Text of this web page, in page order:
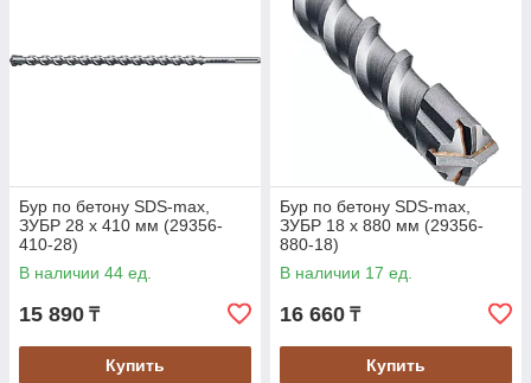
Бур по бетону SDS-max,
ЗУБР 28 х 410 мм (29356-
410-28)
В наличии 44 ед.
15 890 ₸
Купить
Бур по бетону SDS-max,
ЗУБР 18 х 880 мм (29356-
880-18)
В наличии 17 ед.
16 660 ₸
Купить